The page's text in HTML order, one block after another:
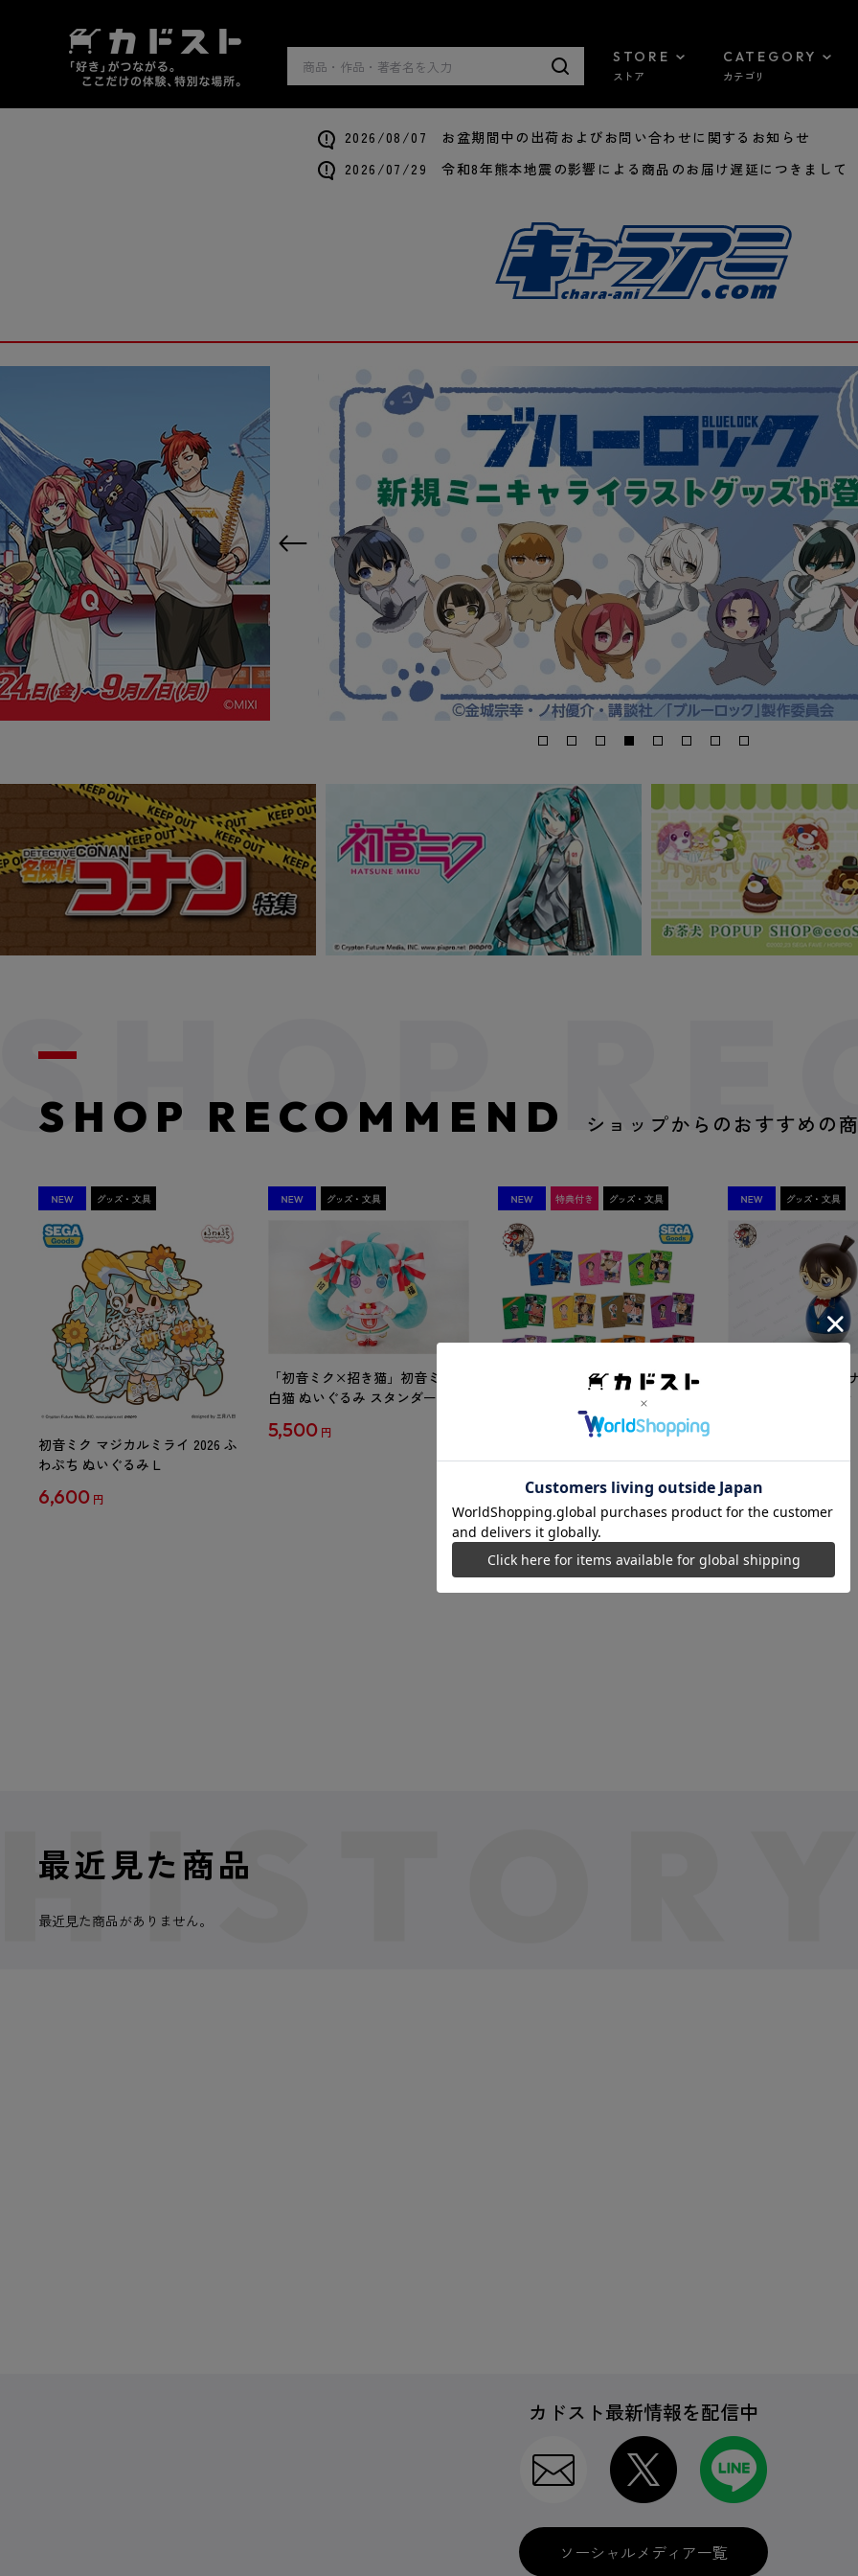
STORE
ストア
CATEGORY
カテゴリ
2026/08/07 お盆期間中の出荷およびお問い合わせに関するお知らせ
2026/07/29 令和8年熊本地震の影響による商品のお届け遅延につきまして
SHOP RECOMMEND ショップからのおすすめの
初音ミク マジカルミライ 2026 ふ
わぷち ぬいぐるみ L
6,600 円
「初音ミク×招き猫」初音ミク
白猫 ぬいぐるみ スタンダード
5,500 円
ナン TVアニメ「名探偵コナン」
30周年記念クリアファイル Vol.2
【1BOX】
8,250
【再販】「名探偵コ
こけし 江戸川コナン
最近見た商品
最近見た商品がありません。
カドスト最新情報を配信中
ソーシャルメディア一覧